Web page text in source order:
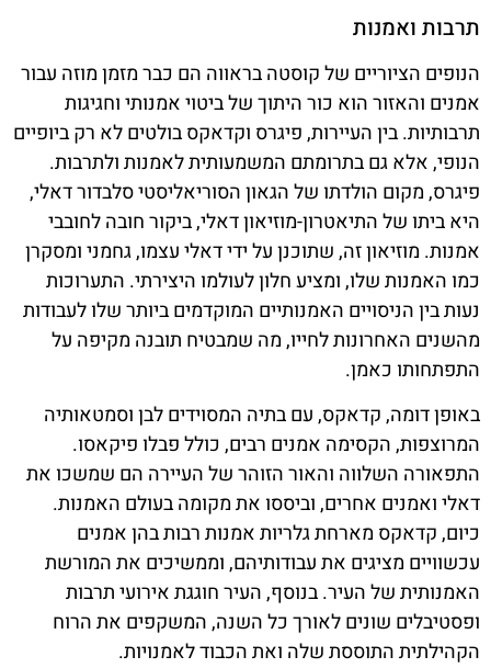
תרבות ואמנות
הנופים הציוריים של קוסטה בראווה הם כבר מזמן מוזה עבור
אמנים והאזור הוא כור היתוך של ביטוי אמנותי וחגיגות
תרבותיות. בין העיירות, פיגרס וקדאקס בולטים לא רק ביופיים
הנופי, אלא גם בתרומתם המשמעותית לאמנות ולתרבות.
פיגרס, מקום הולדתו של הגאון הסוריאליסטי סלבדור דאלי,
היא ביתו של התיאטרון-מוזיאון דאלי, ביקור חובה לחובבי
אמנות. מוזיאון זה, שתוכנן על ידי דאלי עצמו, גחמני ומסקרן
כמו האמנות שלו, ומציע חלון לעולמו היצירתי. התערוכות
נעות בין הניסויים האמנותיים המוקדמים ביותר שלו לעבודות
מהשנים האחרונות לחייו, מה שמבטיח תובנה מקיפה על
התפתחותו כאמן.
באופן דומה, קדאקס, עם בתיה המסוידים לבן וסמטאותיה
המרוצפות, הקסימה אמנים רבים, כולל פבלו פיקאסו.
התפאורה השלווה והאור הזוהר של העיירה הם שמשכו את
דאלי ואמנים אחרים, וביססו את מקומה בעולם האמנות.
כיום, קדאקס מארחת גלריות אמנות רבות בהן אמנים
עכשוויים מציגים את עבודותיהם, וממשיכים את המורשת
האמנותית של העיר. בנוסף, העיר חוגגת אירועי תרבות
ופסטיבלים שונים לאורך כל השנה, המשקפים את הרוח
הקהילתית התוססת שלה ואת הכבוד לאמנויות.